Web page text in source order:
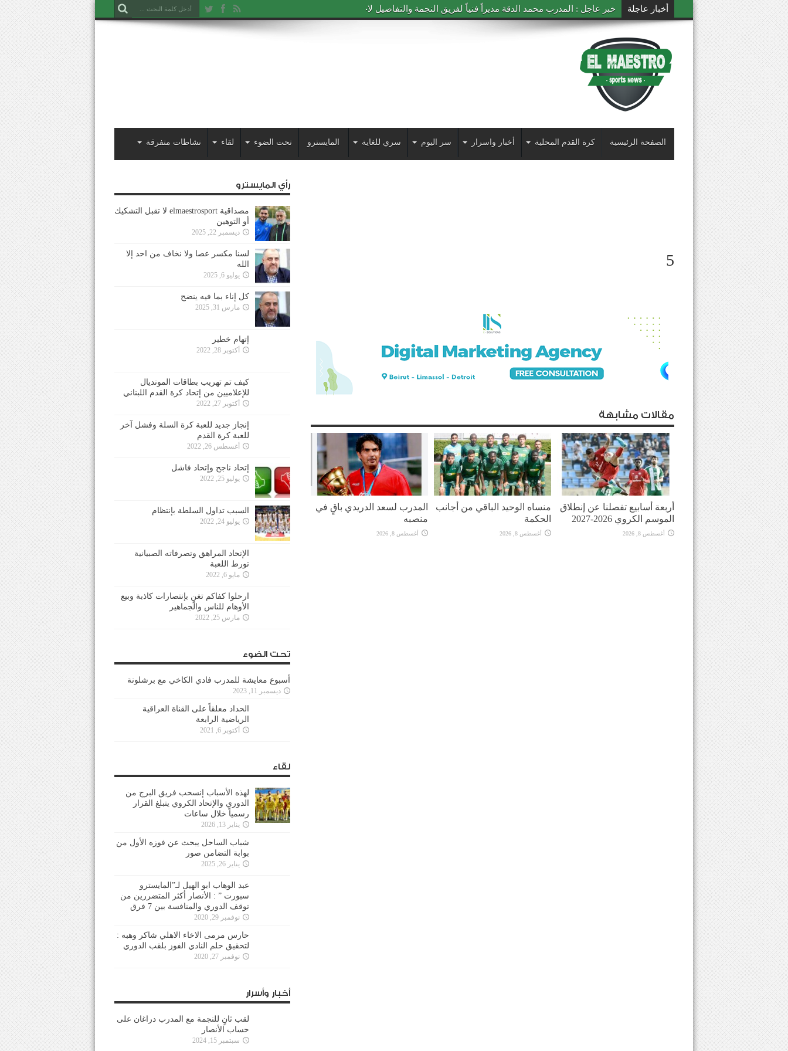
أخبار عاجلة خبر عاجل : المدرب محمد الدقة مديراً فنياً لفريق النجمة والتفاصيل لاحقاً
الصفحة الرئيسية كرة القدم المحلية أخبار واسرار سر اليوم سري للغاية المايسترو تحت الضوء لقاء نشاطات متفرقة
5
مقالات مشابهة
أربعة أسابيع تفصلنا عن إنطلاق
الموسم الكروي 2026-2027
أغسطس 8, 2026
منساه الوحيد الباقي من أجانب
الحكمة
أغسطس 8, 2026
المدرب لسعد الدريدي باقٍ في
منصبه
أغسطس 8, 2026
رأي المايسترو
مصداقية elmaestrosport لا تقبل التشكيك
أو التوهين
ديسمبر 22, 2025
لسنا مكسر عصا ولا نخاف من احد إلا
الله
يوليو 6, 2025
كل إناء بما فيه ينضح
مارس 31, 2025
إتهام خطير
أكتوبر 28, 2022
كيف تم تهريب بطاقات المونديال
للإعلاميين من إتحاد كرة القدم اللبناني
أكتوبر 27, 2022
إنجاز جديد للعبة كرة السلة وفشل آخر
للعبة كرة القدم
أغسطس 26, 2022
إتحاد ناجح وإتحاد فاشل
يوليو 25, 2022
السبب تداول السلطة بإنتظام
يوليو 24, 2022
الإتحاد المراهق وتصرفاته الصبيانية
تورط اللعبة
مايو 6, 2022
ارحلوا كفاكم تغنٍ بإنتصارات كاذبة وبيع
الأوهام للناس والجماهير
مارس 25, 2022
تحت الضوء
أسبوع معايشة للمدرب فادي الكاخي مع برشلونة
ديسمبر 11, 2023
الحداد معلقاً على القناة العراقية
الرياضية الرابعة
أكتوبر 6, 2021
لقاء
لهذه الأسباب إنسحب فريق البرج من
الدوري والإتحاد الكروي يتبلغ القرار
رسمياً خلال ساعات
يناير 13, 2026
شباب الساحل يبحث عن فوزه الأول من
بوابة التضامن صور
يناير 26, 2025
عبد الوهاب ابو الهيل لـ”المايسترو
سبورت ” : الأنصار أكثر المتضررين من
توقف الدوري والمنافسة بين 7 فرق
نوفمبر 29, 2020
حارس مرمى الاخاء الاهلي شاكر وهبه :
لتحقيق حلم النادي الفوز بلقب الدوري
نوفمبر 27, 2020
أخبار وأسرار
لقب ثانٍ للنجمة مع المدرب دراغان على
حساب الأنصار
سبتمبر 15, 2024